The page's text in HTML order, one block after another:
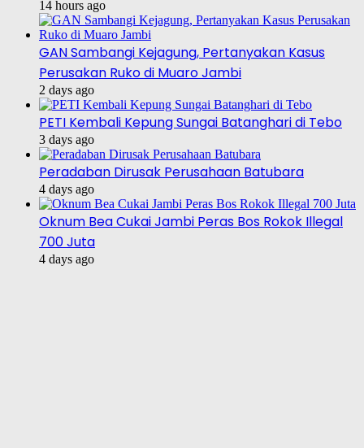
14 hours ago
GAN Sambangi Kejagung, Pertanyakan Kasus
Perusakan Ruko di Muaro Jambi
2 days ago
PETI Kembali Kepung Sungai Batanghari di Tebo
3 days ago
Peradaban Dirusak Perusahaan Batubara
4 days ago
Oknum Bea Cukai Jambi Peras Bos Rokok Illegal
700 Juta
4 days ago